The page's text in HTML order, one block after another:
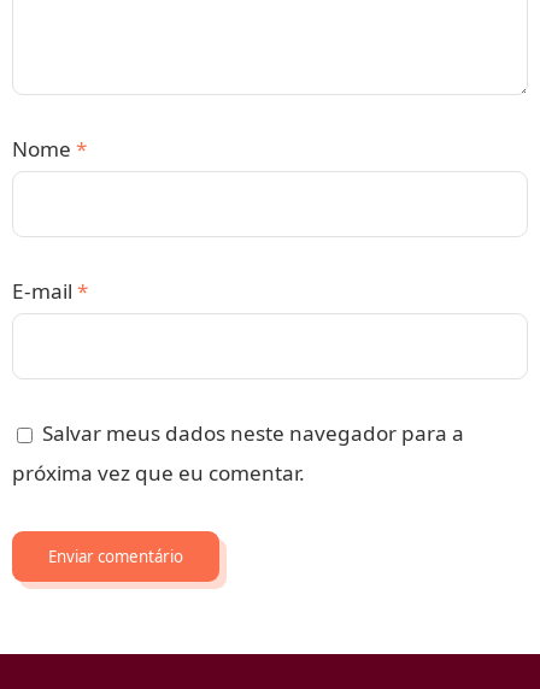
Nome *
E-mail *
Salvar meus dados neste navegador para a
próxima vez que eu comentar.